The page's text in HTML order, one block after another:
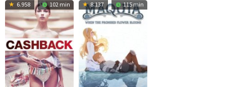
6.958 102 min 8.137 115 min